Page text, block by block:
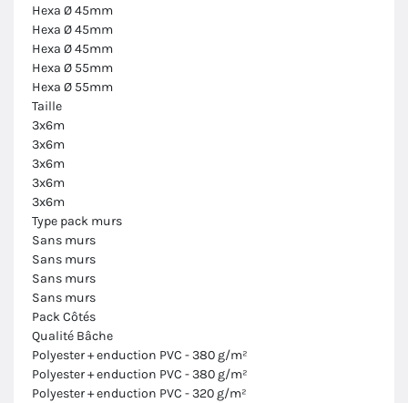
Hexa Ø 45mm
Hexa Ø 45mm
Hexa Ø 45mm
Hexa Ø 55mm
Hexa Ø 55mm
Taille
3x6m
3x6m
3x6m
3x6m
3x6m
Type pack murs
Sans murs
Sans murs
Sans murs
Sans murs
Pack Côtés
Qualité Bâche
Polyester + enduction PVC - 380 g/m²
Polyester + enduction PVC - 380 g/m²
Polyester + enduction PVC - 320 g/m²